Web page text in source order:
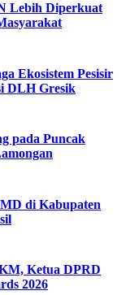
Lebih Diperkuat
Ekosistem Pesisir
DLH Gresik
pada Puncak
di Kabupaten
Ketua DPRD
2026